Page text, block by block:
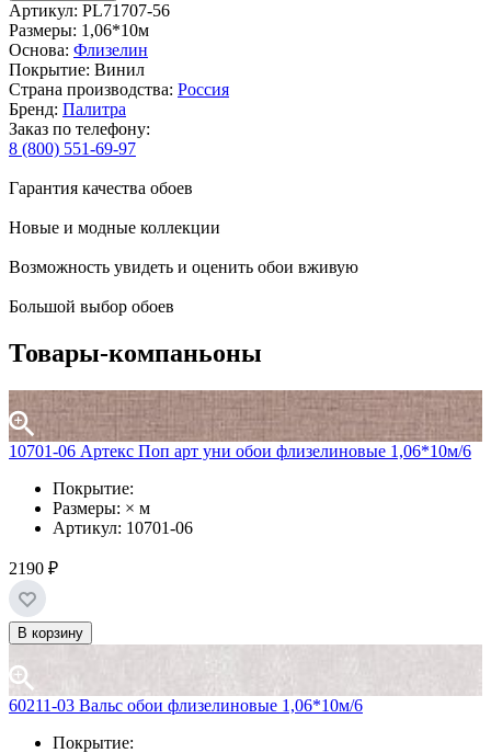
Артикул: PL71707-56
Размеры: 1,06*10м
Основа: Флизелин
Покрытие: Винил
Страна производства: Россия
Бренд: Палитра
Заказ по телефону:
8 (800) 551-69-97
Гарантия качества обоев
Новые и модные коллекции
Возможность увидеть и оценить обои вживую
Большой выбор обоев
Товары-компаньоны
10701-06 Артекс Поп арт уни обои флизелиновые 1,06*10м/6
Покрытие:
Размеры: × м
Артикул: 10701-06
2190 ₽
В корзину
60211-03 Вальс обои флизелиновые 1,06*10м/6
Покрытие: